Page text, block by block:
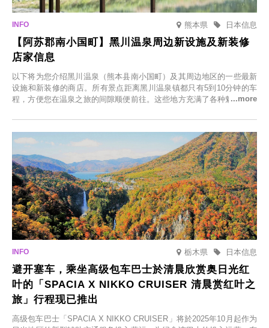
熊本県 日本信息
【阿苏郡南小国町】黑川温泉周边新设施及新装修
店家信息
以下将为您介绍黑川温泉（熊本县南小国町）及其周边地区的一些最新
设施和新装修的商店。所有景点距离黑川温泉镇都只有5到10分钟的车
程，方便您在温泉之旅的间隙顺便前往。这些地方充满了各种魅力，包
食材的餐厅。让您体验黑川温泉的全新乐趣。
栃木県 日本信息
避开塞车，乘坐高级包车巴士於清晨欣赏奥日光红
叶的「SPACIA X NIKKO CRUISER 清晨赏红叶之
旅」行程现已推出
高级包车巴士「SPACIA X NIKKO CRUISER」将於2025年10月起作为